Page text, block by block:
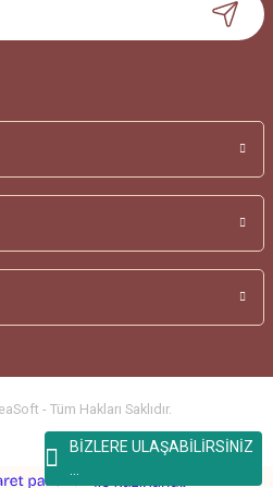
BİZLERE ULAŞABİLİRSİNİZ
- Tüm Hakları Saklıdır.